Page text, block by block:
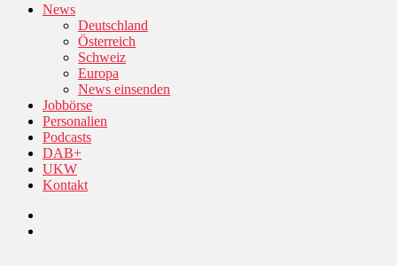
News
Deutschland
Österreich
Schweiz
Europa
News einsenden
Jobbörse
Personalien
Podcasts
DAB+
UKW
Kontakt